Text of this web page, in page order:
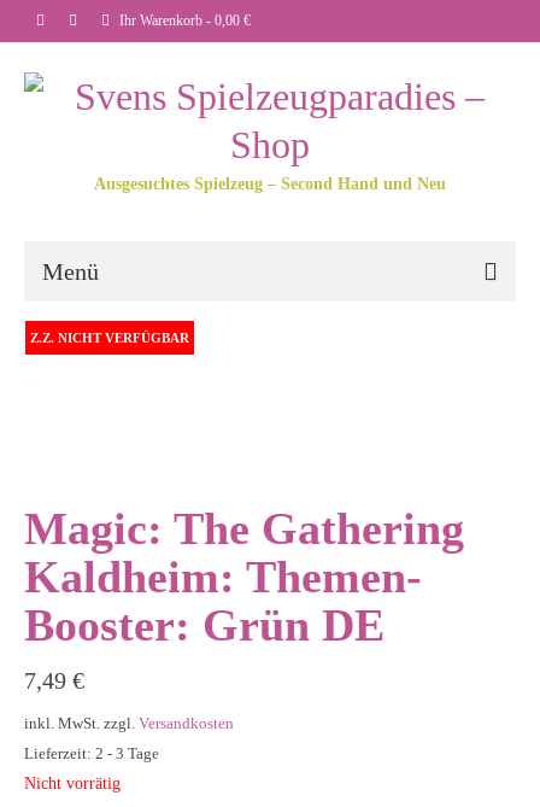
Ihr Warenkorb - 0,00 €
Ausgesuchtes Spielzeug – Second Hand und Neu
Menü
Z.Z. NICHT VERFÜGBAR
Magic: The Gathering
Kaldheim: Themen-
Booster: Grün DE
7,49 €
inkl. MwSt. zzgl. Versandkosten
Lieferzeit: 2 - 3 Tage
Nicht vorrätig